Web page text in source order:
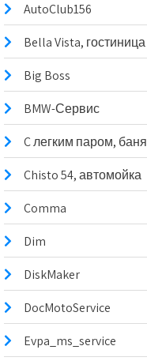
AutoClub156
Bella Vista, гостиница
Big Boss
BMW-Сервис
C легким паром, баня
Chisto 54, автомойка
Comma
Dim
DiskMaker
DocMotoService
Evpa_ms_service